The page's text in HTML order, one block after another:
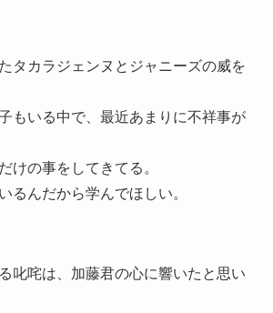
タカラジェンヌとジャニーズの威を
もいる中で、最近あまりに不祥事が
けの事をしてきてる。
るんだから学んでほしい。
叱咤は、加藤君の心に響いたと思い